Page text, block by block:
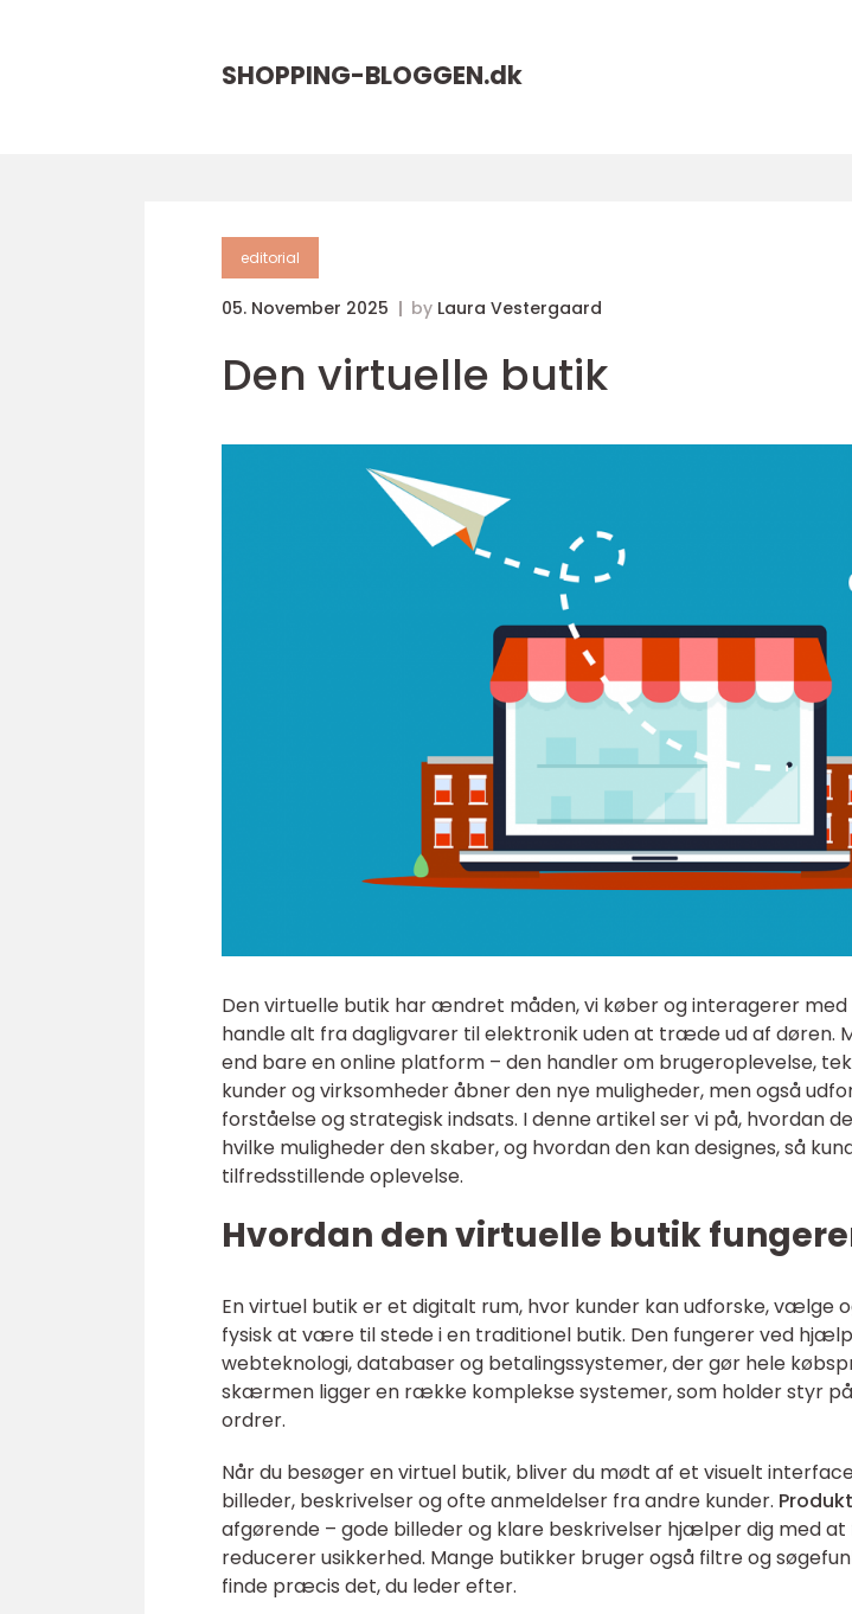
SHOPPING-BLOGGEN.dk
editorial
05. November 2025 by Laura Vestergaard
Den virtuelle butik
Den virtuelle butik har ændret måden, vi køber og interagerer med
handle alt fra dagligvarer til elektronik uden at træde ud af døren.
end bare en online platform – den handler om brugeroplevelse,
kunder og virksomheder åbner den nye muligheder, men også
forståelse og strategisk indsats. I denne artikel ser vi på, hvordan
hvilke muligheder den skaber, og hvordan den kan designes, så
tilfredsstillende oplevelse.
Hvordan den virtuelle butik
En virtuel butik er et digitalt rum, hvor kunder kan udforske, vælge
fysisk at være til stede i en traditionel butik. Den fungerer ved
webteknologi, databaser og betalingssystemer, der gør hele
skærmen ligger en række komplekse systemer, som holder styr
ordrer.
Når du besøger en virtuel butik, bliver du mødt af et visuelt
billeder, beskrivelser og ofte anmeldelser fra andre kunder.
afgørende – gode billeder og klare beskrivelser hjælper dig med at
reducerer usikkerhed. Mange butikker bruger også filtre og
finde præcis det, du leder efter.